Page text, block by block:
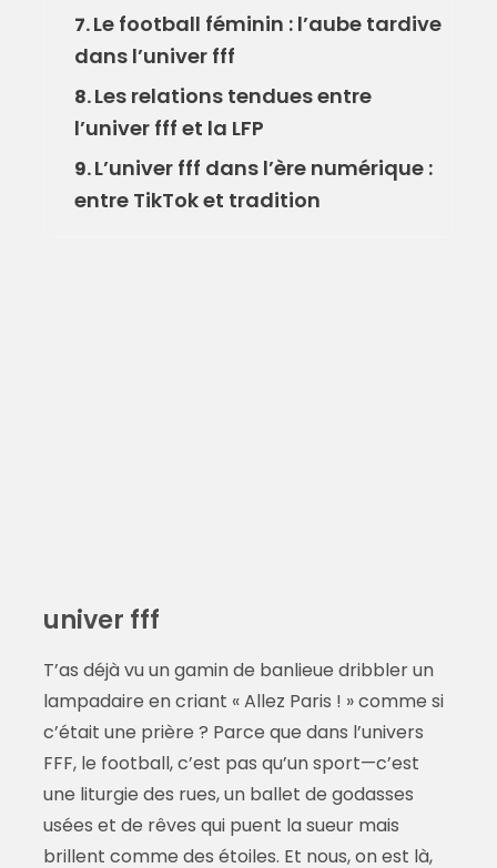
7.Le football féminin : l’aube tardive
dans l’univer fff
8.Les relations tendues entre
l’univer fff et la LFP
9.L’univer fff dans l’ère numérique :
entre TikTok et tradition
univer fff
T’as déjà vu un gamin de banlieue dribbler un
lampadaire en criant « Allez Paris ! » comme si
c’était une prière ? Parce que dans l’univers
FFF, le football, c’est pas qu’un sport—c’est
une liturgie des rues, un ballet de godasses
usées et de rêves qui puent la sueur mais
brillent comme des étoiles. Et nous, on est là,